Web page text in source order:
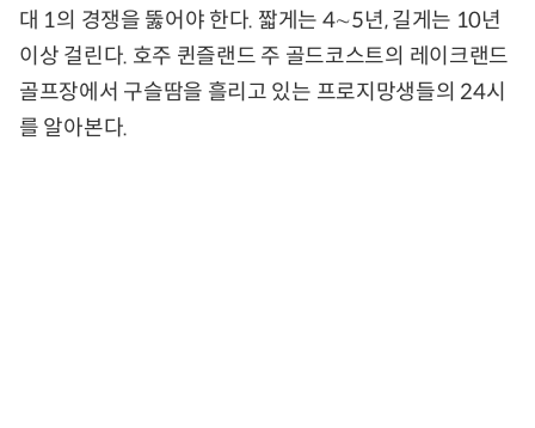
대 1의 경쟁을 뚫어야 한다. 짧게는 4∼5년, 길게는 10년
이상 걸린다. 호주 퀸즐랜드 주 골드코스트의 레이크랜드
골프장에서 구슬땀을 흘리고 있는 프로지망생들의 24시
를 알아본다.